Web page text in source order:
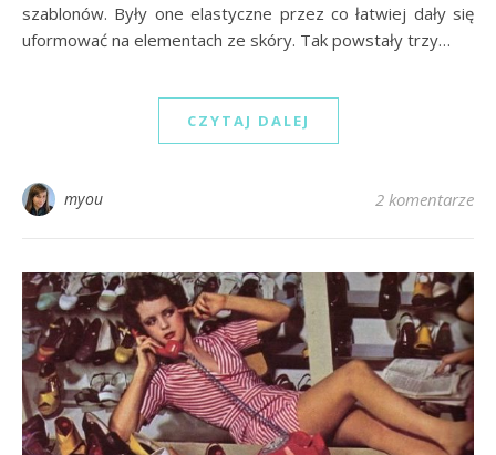
szablonów. Były one elastyczne przez co łatwiej dały się
uformować na elementach ze skóry. Tak powstały trzy…
CZYTAJ DALEJ
myou 2 komentarze